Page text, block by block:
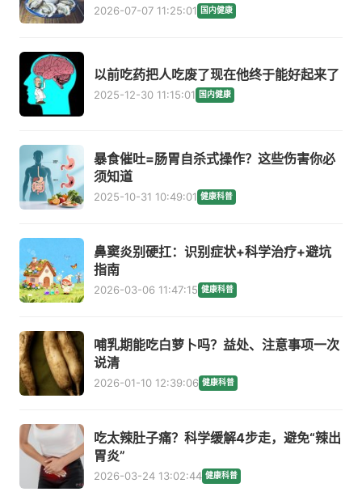
2026-07-07 11:25:01 国内健康
以前吃药把人吃废了现在他终于能好起来了
2025-12-30 11:15:01 国内健康
暴食催吐=肠胃自杀式操作？这些伤害你必
须知道
2025-10-31 10:49:01 健康科普
鼻窦炎别硬扛：识别症状+科学治疗+避坑
指南
2026-03-06 11:47:15 健康科普
哺乳期能吃白萝卜吗？益处、注意事项一次
说清
2026-01-10 12:39:06 健康科普
吃太辣肚子痛？科学缓解4步走，避免“辣出
胃炎”
2026-03-24 13:02:44 健康科普